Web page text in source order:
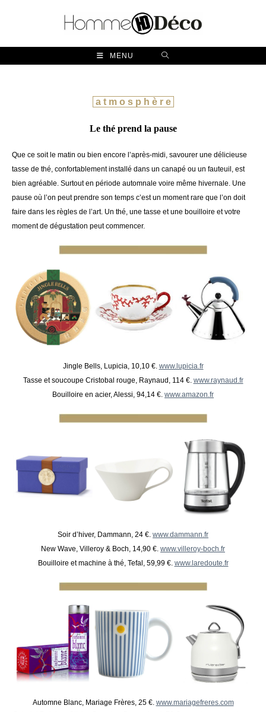
MENU
a t m o s p h è r e
Le thé prend la pause
Que ce soit le matin ou bien encore l’après-midi, savourer une délicieuse
tasse de thé, confortablement installé dans un canapé ou un fauteuil , est
bien agréable. Surtout en période automnale voire même hivernale. Une
pause où l’on peut prendre son temps c’est un moment rare que l’on doit
faire dans les règles de l’art. Un thé, une tasse et une bouilloire et votre
moment de dégustation peut commencer.
Jingle Bells, Lupicia, 10,10 €. www.lupicia.fr
Tasse et soucoupe Cristobal rouge, Raynaud, 114 €. www.raynaud.fr
Bouilloire en acier, Alessi, 94,14 €. www.amazon.fr
Soir d’hiver, Dammann, 24 €. www.dammann.fr
New Wave, Villeroy & Boch, 14,90 €. www.villeroy-boch.fr
Bouilloire et machine à thé, Tefal, 59,99 €. www.laredoute.fr
Automne Blanc, Mariage Frères, 25 €. www.mariagefreres.com